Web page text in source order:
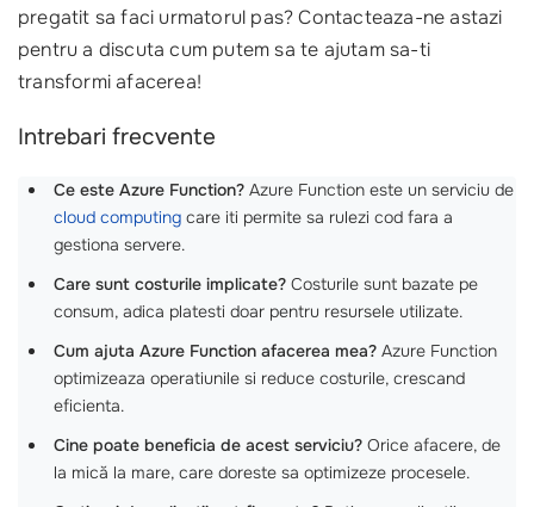
pregatit sa faci urmatorul pas? Contacteaza-ne astazi
pentru a discuta cum putem sa te ajutam sa-ti
transformi afacerea!
Intrebari frecvente
Ce este Azure Function? Azure Function este un serviciu de
cloud computing care iti permite sa rulezi cod fara a
gestiona servere.
Care sunt costurile implicate? Costurile sunt bazate pe
consum, adica platesti doar pentru resursele utilizate.
Cum ajuta Azure Function afacerea mea? Azure Function
optimizeaza operatiunile si reduce costurile, crescand
eficienta.
Cine poate beneficia de acest serviciu? Orice afacere, de
la mică la mare, care doreste sa optimizeze procesele.